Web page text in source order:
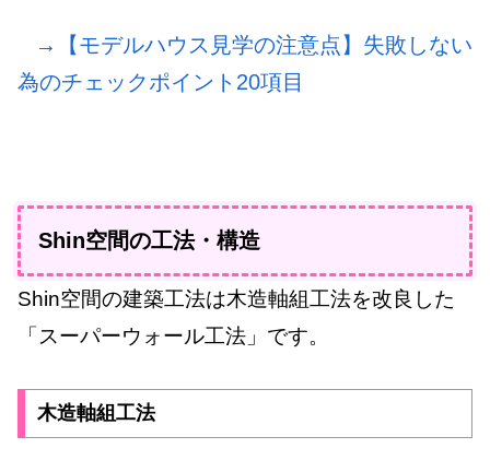
→【モデルハウス見学の注意点】失敗しない
為のチェックポイント20項目
Shin空間の工法・構造
Shin空間の建築工法は木造軸組工法を改良した
「スーパーウォール工法」です。
木造軸組工法